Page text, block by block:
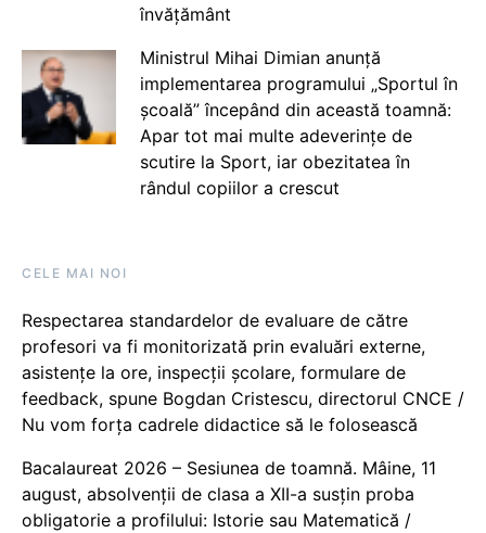
învățământ
Ministrul Mihai Dimian anunță
implementarea programului „Sportul în
școală” începând din această toamnă:
Apar tot mai multe adeverințe de
scutire la Sport, iar obezitatea în
rândul copiilor a crescut
CELE MAI NOI
Respectarea standardelor de evaluare de către
profesori va fi monitorizată prin evaluări externe,
asistențe la ore, inspecții școlare, formulare de
feedback, spune Bogdan Cristescu, directorul CNCE /
Nu vom forța cadrele didactice să le folosească
Bacalaureat 2026 – Sesiunea de toamnă. Mâine, 11
august, absolvenții de clasa a XII-a susțin proba
obligatorie a profilului: Istorie sau Matematică /